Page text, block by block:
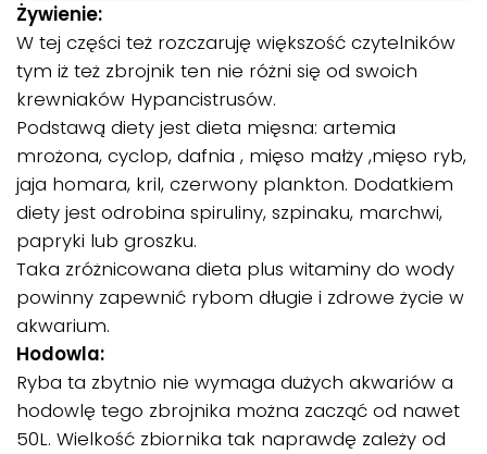
Żywienie:
W tej części też rozczaruję większość czytelników
tym iż też zbrojnik ten nie różni się od swoich
krewniaków Hypancistrusów.
Podstawą diety jest dieta mięsna: artemia
mrożona, cyclop, dafnia , mięso małży ,mięso ryb,
jaja homara, kril, czerwony plankton. Dodatkiem
diety jest odrobina spiruliny, szpinaku, marchwi,
papryki lub groszku.
Taka zróżnicowana dieta plus witaminy do wody
powinny zapewnić rybom długie i zdrowe życie w
akwarium.
Hodowla:
Ryba ta zbytnio nie wymaga dużych akwariów a
hodowlę tego zbrojnika można zacząć od nawet
50L. Wielkość zbiornika tak naprawdę zależy od